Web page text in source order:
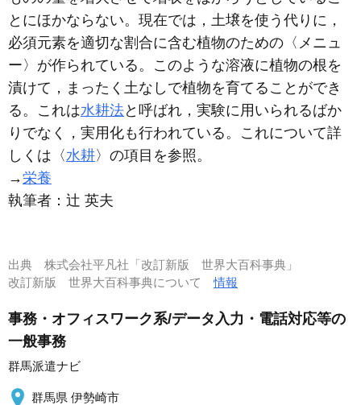
とにほかならない。現在では，土壌を使う代りに，
必須元素を適切な割合に含む植物のための〈メニュ
ー〉が作られている。このような溶液に植物の根を
漬けて，まったく土なしで植物を育てることができ
る。これは水耕法と呼ばれ，実験に用いられるばか
りでなく，実用化も行われている。これについて詳
しくは〈水耕〉の項目を参照。
→栄養
執筆者： 辻 英夫
出典 株式会社平凡社「改訂新版 世界大百科事典」
改訂新版 世界大百科事典について情報
事務・オフィスワーク系/データ入力・電話対応等の
一般事務
群馬派遣ナビ
群馬県 伊勢崎市